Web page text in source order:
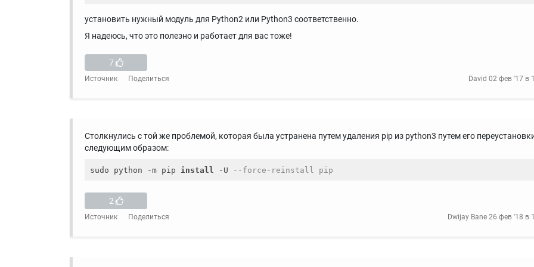
установить нужный модуль для Python2 или Python3 соответственно.
Я надеюсь, что это полезно и работает для вас тоже!
7
Источник Поделиться David 02 фев '17 в
Столкнулись с той же проблемой, которая была устранена путем удаления pip из python3 путем его
следующим образом:
sudo python -m pip install -U --force-reinstall pip
2
Источник Поделиться Dwijay Bane 26 фев '18 в